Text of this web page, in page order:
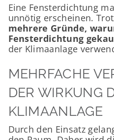
Eine Fensterdichtung
unnötig erscheinen.
mehrere Gründe,
Fensterdichtung
der Klimaanlage
MEHRFACHE
DER WIRKUNG
KLIMAANLAGE
Durch den Einsatz